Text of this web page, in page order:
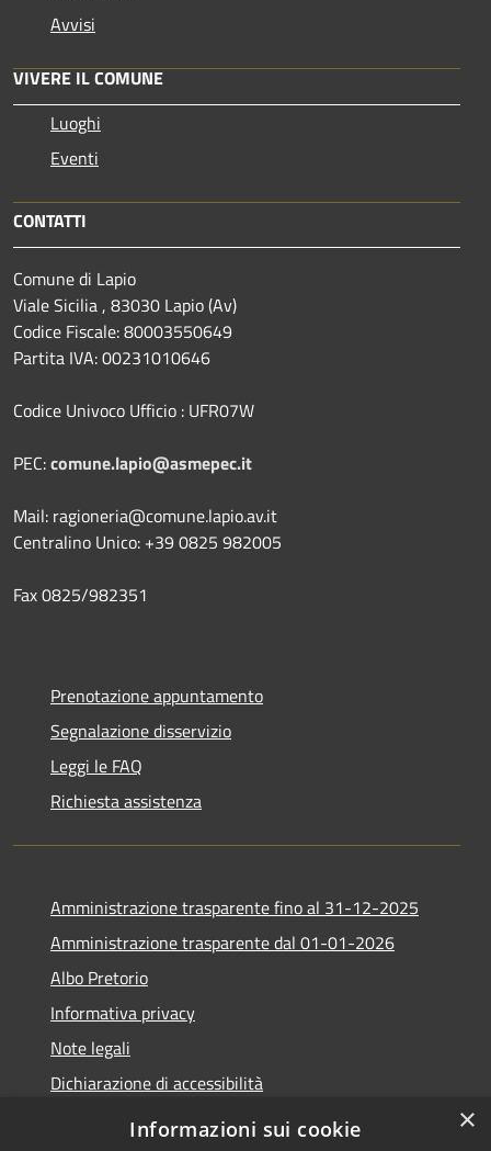
Avvisi
VIVERE IL COMUNE
Luoghi
Eventi
CONTATTI
Comune di Lapio
Viale Sicilia , 83030 Lapio (Av)
Codice Fiscale: 80003550649
Partita IVA: 00231010646
Codice Univoco Ufficio : UFR07W
PEC:comune.lapio@asmepec.it
Mail: ragioneria@comune.lapio.av.it
Centralino Unico: +39 0825 982005
Fax 0825/982351
Prenotazione appuntamento
Segnalazione disservizio
Leggi le FAQ
Richiesta assistenza
Amministrazione trasparente fino al 31-12-2025
Amministrazione trasparente dal 01-01-2026
Albo Pretorio
Informativa privacy
Note legali
Dichiarazione di accessibilità
×
Informazioni sui cookie